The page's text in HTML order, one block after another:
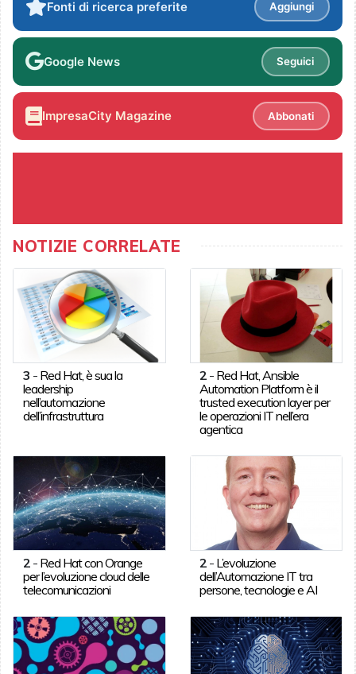
Fonti di ricerca preferite Aggiungi
Google News Seguici
ImpresaCity Magazine Abbonati
NOTIZIE CORRELATE
3 - Red Hat, è sua la
leadership
nell’automazione
dell’infrastruttura
2 - Red Hat, Ansible
Automation Platform è il
trusted execution layer per
le operazioni IT nell’era
agentica
2- Red Hat con Orange
per l’evoluzione cloud delle
telecomunicazioni
2 - L’evoluzione
dell’Automazione IT tra
persone, tecnologie e AI